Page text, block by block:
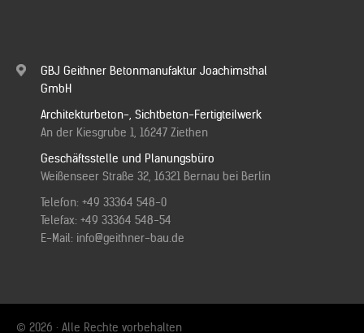
GBJ Geithner Betonmanufaktur Joachimsthal
GmbH
Architekturbeton-, Sichtbeton-Fertigteilwerk
An der Kiesgrube 1, 16247 Ziethen
Geschäftsstelle und Planungsbüro
Weißenseer Straße 32, 16321 Bernau bei Berlin
Telefon: +49 33364 548-0
Telefax: +49 33364 548-54
E-Mail: info@geithner-bau.de
© 2026 · Alle Rechte vorbehalten